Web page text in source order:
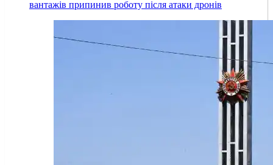
вантажів припинив роботу після атаки дронів